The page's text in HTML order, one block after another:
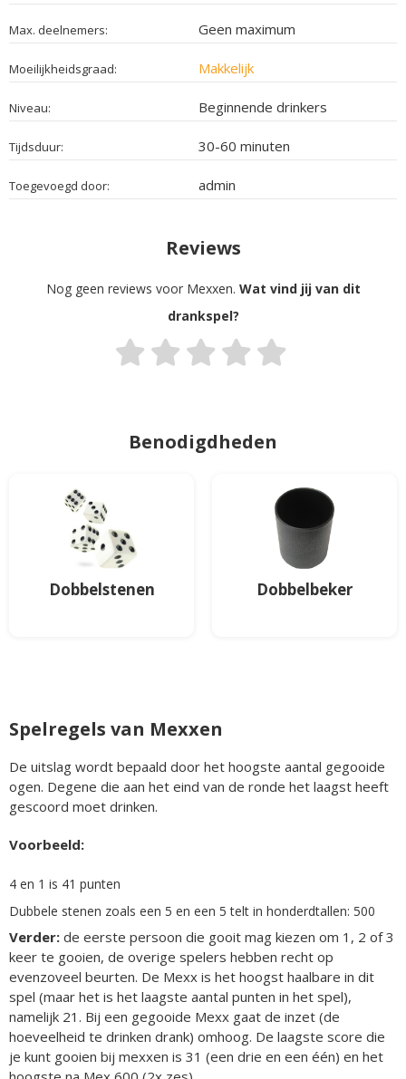
Max. deelnemers: Geen maximum
Moeilijkheidsgraad: Makkelijk
Niveau: Beginnende drinkers
Tijdsduur: 30-60 minuten
Toegevoegd door: admin
Reviews
Nog geen reviews voor Mexxen. Wat vind jij van dit
drankspel?
Benodigdheden
Dobbelstenen Dobbelbeker
Spelregels van Mexxen
De uitslag wordt bepaald door het hoogste aantal gegooide
ogen. Degene die aan het eind van de ronde het laagst heeft
gescoord moet drinken.
Voorbeeld:
4 en 1 is 41 punten
Dubbele stenen zoals een 5 en een 5 telt in honderdtallen: 500
Verder: de eerste persoon die gooit mag kiezen om 1, 2 of 3
keer te gooien, de overige spelers hebben recht op
evenzoveel beurten. De Mexx is het hoogst haalbare in dit
spel (maar het is het laagste aantal punten in het spel),
namelijk 21. Bij een gegooide Mexx gaat de inzet (de
hoeveelheid te drinken drank) omhoog. De laagste score die
je kunt gooien bij mexxen is 31 (een drie en een één) en het